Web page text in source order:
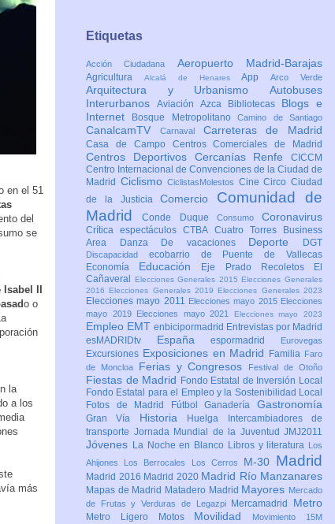
en el 51
del
se
II
o o
la
a los
más
Etiquetas
Acción Ciudadana Aeropuerto Madrid-Barajas
Agricultura Alcalá de HenaresAppArco Verde
Arquitectura y Urbanismo Autobuses
Interurbanos Aviación Azca Bibliotecas Blogs e
Internet
Bosque MetropolitanoCamino de Santiago
CanalcamTV Carnaval Carreteras de Madrid
Casa de Campo Centros Comerciales de Madrid
Centros Deportivos Cercanías Renfe CICCM
Centro Internacional de Convenciones de la Ciudad de
Madrid CiclismoCiclistasMolestos CineCircoCiudad
de la JusticiaComercio Comunidad de
MadridConde Duque Consumo Coronavirus
Crítica espectáculosCTBA Cuatro Torres Business
Area
Danza De vacaciones Deporte DGT
Discapacidad ecobarrio de Puente de Vallecas
Economía Educación Eje Prado Recoletos
El
Cañaveral
Elecciones Generales 2015 Elecciones Generales
2016 Elecciones Generales 2019 Elecciones Generales 2023
Elecciones mayo 2011 Elecciones mayo 2015 Elecciones
mayo 2019
Elecciones mayo 2021 Elecciones mayo 2023
Empleo EMT enbicipormadrid Entrevistas por Madrid
esMADRIDtv Españaespormadrid Eurovegas
Excursiones Exposiciones en Madrid Familia Faro
de Moncloa
Ferias y Congresos Festival de Otoño
Fiestas de Madrid Fondo Estatal de Inversión Local
Fondo Estatal para el Empleo y la Sostenibilidad Local
Fotos de Madrid
FútbolGanaderíaGastronomía
Gran Vía Historia Huelga
Intercambiadores de
transporte Jornada Mundial de la Juventud JMJ2011
Jóvenes La Noche en Blanco Libros y literatura
Los
Ahijones
Los Berrocales Los Cerros M-30 Madrid
Madrid 2016 Madrid 2020 Madrid Río Manzanares
Mapas de Madrid Matadero Madrid Mayores Mercado
de Frutas y Verduras de Legazpi
Mercamadrid Metro
Metro Ligero Motos Movilidad Movimiento 15M